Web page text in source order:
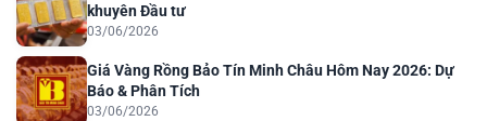
khuyên Đầu tư
03/06/2026
Giá Vàng Rồng Bảo Tín Minh Châu Hôm Nay 2026: Dự
Báo & Phân Tích
03/06/2026